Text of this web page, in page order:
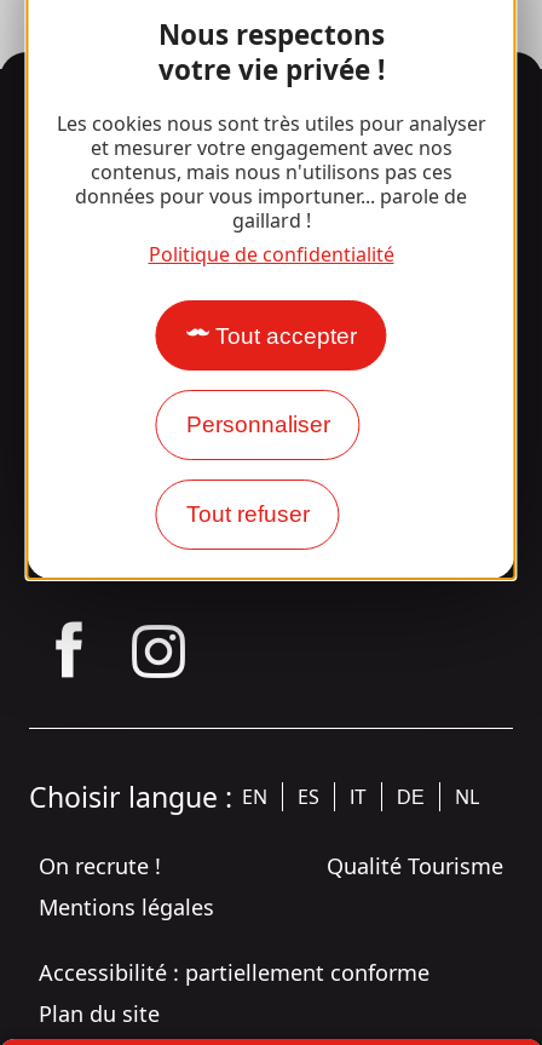
Nous respectons
votre vie privée !
Les cookies nous sont très utiles pour analyser
et mesurer votre engagement avec nos
contenus, mais nous n'utilisons pas ces
données pour vous importuner... parole de
gaillard !
Politique de confidentialité
Tout accepter
Personnaliser
Tout refuser
Informations
Surpris par notre design ?
Accès et transports
Nos brochures
Rejoignez la
bande Gaillarde !
Choisir langue : EN ES IT DE NL
On recrute !
Qualité Tourisme
Mentions légales
Accessibilité : partiellement conforme
Plan du site